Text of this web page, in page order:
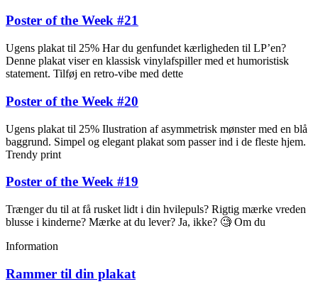
Poster of the Week #21
Ugens plakat til 25% Har du genfundet kærligheden til LP’en?
Denne plakat viser en klassisk vinylafspiller med et humoristisk
statement. Tilføj en retro-vibe med dette
Poster of the Week #20
Ugens plakat til 25% Ilustration af asymmetrisk mønster med en blå
baggrund. Simpel og elegant plakat som passer ind i de fleste hjem.
Trendy print
Poster of the Week #19
Trænger du til at få rusket lidt i din hvilepuls? Rigtig mærke vreden
blusse i kinderne? Mærke at du lever? Ja, ikke? 🧐 Om du
Information
Rammer til din plakat